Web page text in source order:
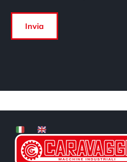
Invia